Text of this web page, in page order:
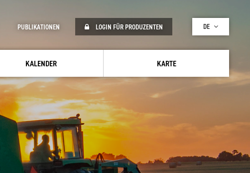
KALENDER KARTE
PUBLIKATIONEN LOGIN FÜR PRODUZENTEN DE